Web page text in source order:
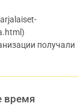
получали
время